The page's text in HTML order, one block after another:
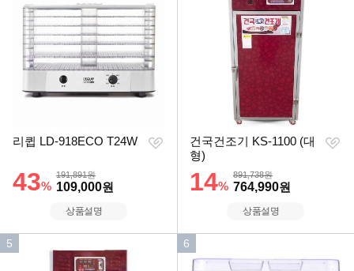
리큅 LD-918ECO T24W
할인률
43%
상품금액
191,891원
할인금액
109,000원
찜
상품설명
건국건조기 KS-1100 (대
형)
할인률
14%
상품금액
891,738원
할인금액
764,990원
찜
상품설명
인
5
인
기
6